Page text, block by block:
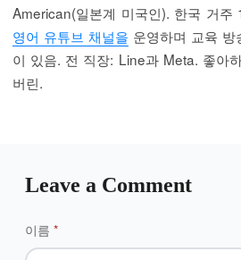
American(일본계 미국인). 한국 거주
영어 유튜브 채널을 운영하며 교육
이 있음. 전 직장: Line과 Meta. 좋아
버린.
Leave a Comment
이름 *